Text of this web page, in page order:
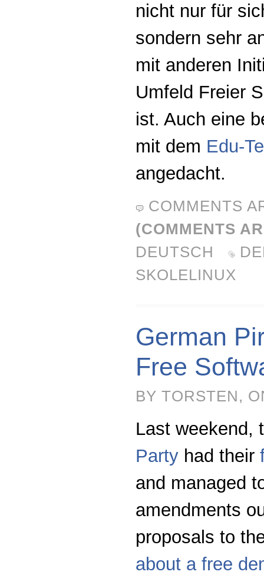
nicht nur für
sondern sehr
mit anderen
Umfeld Freier
ist. Auch eine
mit dem Edu-
angedacht.
COMMENTS
(COMMENTS
DEUTSCH
SKOLELINUX
German
Free
BY TORSTEN,
Last weekend,
Party had their
and managed
amendments
proposals to
about a free